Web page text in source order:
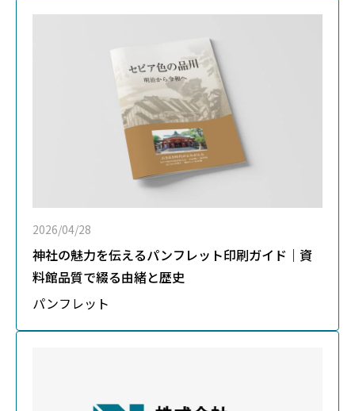
2026/04/28
神社の魅力を伝えるパンフレット印刷ガイド｜資
料館品質で綴る由緒と歴史
パンフレット